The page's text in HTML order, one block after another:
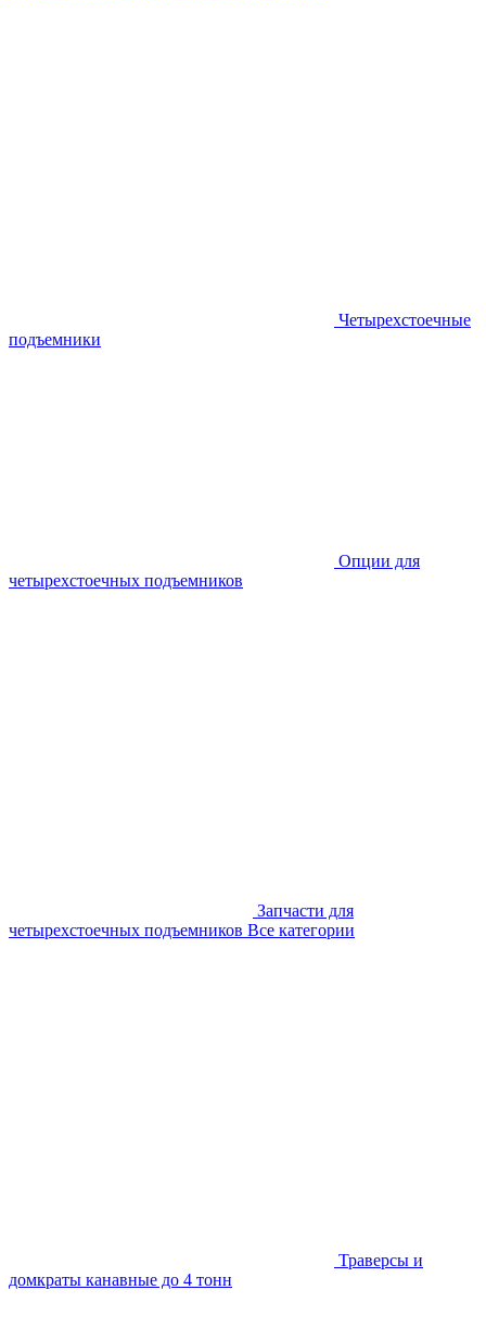
Четырехстоечные
подъемники
Опции для
четырехстоечных подъемников
Запчасти для
четырехстоечных подъемников Все категории
Траверсы и
домкраты канавные до 4 тонн